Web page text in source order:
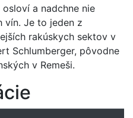
a nadchne nie
vín. Je to jeden z
rakúskych sektov v
Schlumberger, pôvodne
v Remeši.